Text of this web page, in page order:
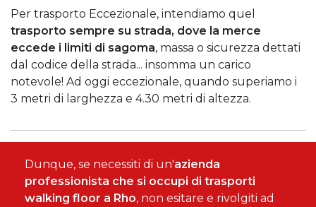
Per trasporto Eccezionale, intendiamo quel
trasporto sempre su strada, dove la merce
eccede i limiti di sagoma, massa o sicurezza dettati
dal codice della strada... insomma un carico
notevole! Ad oggi eccezionale, quando superiamo i
3 metri di larghezza e 4.30 metri di altezza.
Dunque, se necessiti di un'azienda
professionista che si occupi di trasporti
walking floor a Rho, non esitare e rivolgiti ad